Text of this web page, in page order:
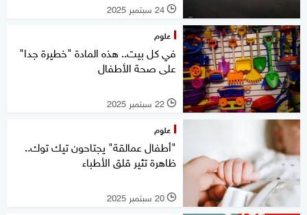
l 24 سبتمبر 2025
علوم
في كل بيت.. هذه المادة "خطيرة جدا"
على صحة الأطفال
l 22 سبتمبر 2025
علوم
"أطفال عمالقة" يجتاحون تيك توك..
ظاهرة تثير قلق الأطباء
l 20 سبتمبر 2025